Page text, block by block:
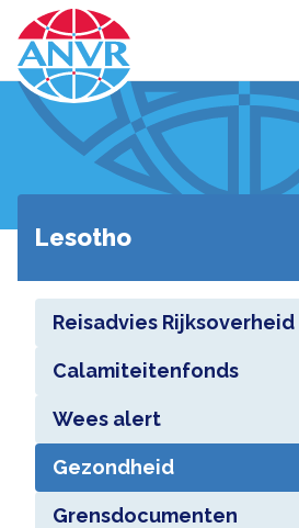
Lesotho
Reisadvies Rijksoverheid
Calamiteitenfonds
Wees alert
Gezondheid
Grensdocumenten